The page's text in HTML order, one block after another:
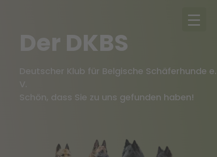
Der DKBS
Deutscher Klub für Belgische Schäferhunde e.
Schön, dass Sie zu uns gefunden haben!